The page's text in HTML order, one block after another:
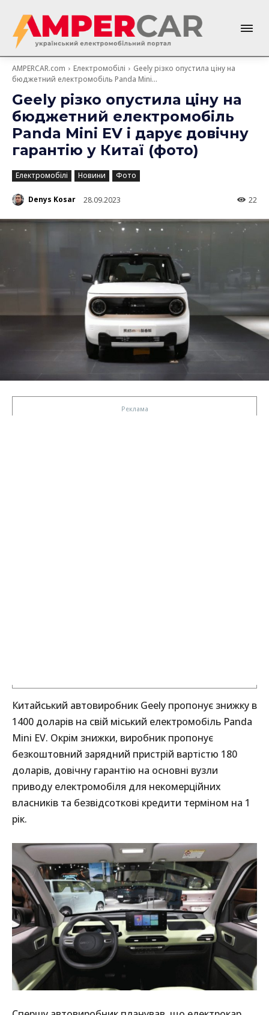
AMPERCAR.com Електромобілі
Geely різко опустила цiну на
бюджетний електромобіль Panda Mini...
Geely різко опустила цiну на
бюджетний електромобіль
Panda Mini EV і дарує довічну
гарантію у Китаї (фото)
Електромобілі Новини Фото
Denys Kosar 28.09.2023 22
Китайський автовиробник Geely пропонує знижку в
1400 доларів на свій міський електромобіль Panda
Mini EV. Окрім знижки, виробник пропонує
безкоштовний зарядний пристрій вартістю 180
доларів, довічну гарантію на основні вузли
приводу електромобіля для некомерційних
власників та безвідсоткові кредити терміном на 1
рік.